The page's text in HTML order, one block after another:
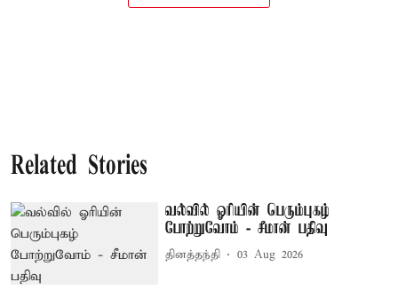
Related Stories
வல்வில் ஓரியின் பெரும்புகழ்
போற்றுவோம் - சீமான் பதிவு
தினத்தந்தி 03 Aug 2026